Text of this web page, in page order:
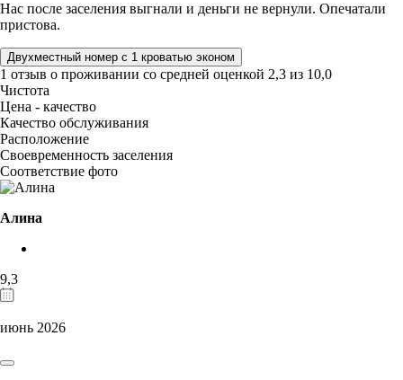
Нас после заселения выгнали и деньги не вернули. Опечатали
пристова.
Двухместный номер с 1 кроватью эконом
1 отзыв о проживании со средней оценкой 2,3 из 10,0
Чистота
Цена - качество
Качество обслуживания
Расположение
Своевременность заселения
Соответствие фото
Алина
9,3
июнь 2026